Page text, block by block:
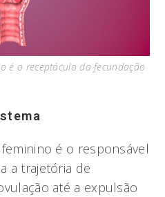
é o receptáculo da fecundação
é o responsável
a trajetória de
até a expulsão